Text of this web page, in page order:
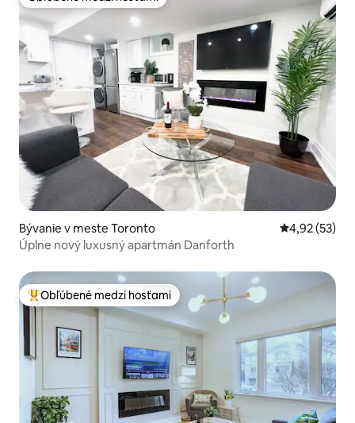
Obľúbené medzi hosťami
Bývanie v meste Toronto Priemerné
4,92 (53)
Úplne nový luxusný apartmán Danforth
Najobľúbenejšie medzi hosťami
Obľúbené medzi hosťami